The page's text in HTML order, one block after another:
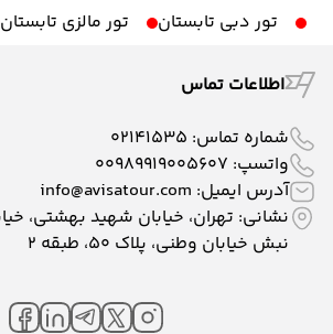
تور دبی تابستان
تور مالزی تابستان
اطلاعات تماس
شماره تماس: 02141535
واتسپ: 00989919005607
آدرس ایمیل: info@avisatour.com
نشانی: تهران، خیابان شهید بهشتی،
نبش خیابان وطنی، پلاک ۵۰، طبقه 2